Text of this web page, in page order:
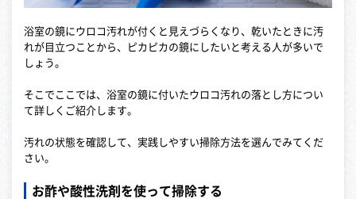
浴室の鏡にウロコ汚れが付くと見えづらくなり、乾いたときに汚
れが目立つことから、ピカピカの鏡にしたいと考える人が多いで
しょう。
そこでここでは、浴室の鏡に付いたウロコ汚れの落とし方につい
て詳しくご紹介します。
汚れの状態を確認して、実践しやすい掃除方法を選んでみてくだ
さい。
お酢や酸性洗剤を使って掃除する